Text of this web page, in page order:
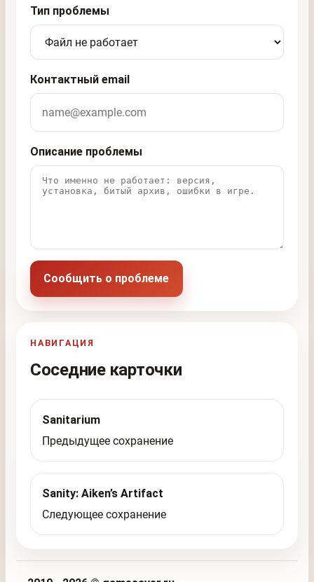
Тип проблемы
Контактный email
Описание проблемы
Сообщить о проблеме
НАВИГАЦИЯ
Соседние карточки
Sanitarium
Предыдущее сохранение
Sanity: Aiken’s Artifact
Следующее сохранение